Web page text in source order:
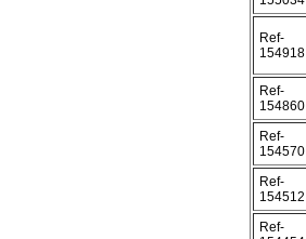
Ref-
154918
Ref-
154860
Ref-
154570
Ref-
154512
Ref-